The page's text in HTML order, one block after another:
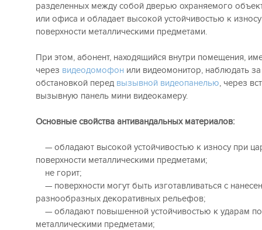
разделенных между собой дверью охраняемого
или офиса и обладает высокой устойчивостью к
поверхности металлическими предметами.
При этом, абонент, находящийся внутри помещения,
через видеодомофон или видеомонитор, наблюдать
обстановкой перед вызывной видеопанелью, через
вызывную панель мини видеокамеру.
Основные свойства антивандальных материалов:
— обладают высокой устойчивостью к износу при
поверхности металлическими предметами;
не горит;
— поверхности могут быть изготавливаться с
разнообразных декоративных рельефов;
— обладают повышенной устойчивостью к ударам по
металлическими предметами;